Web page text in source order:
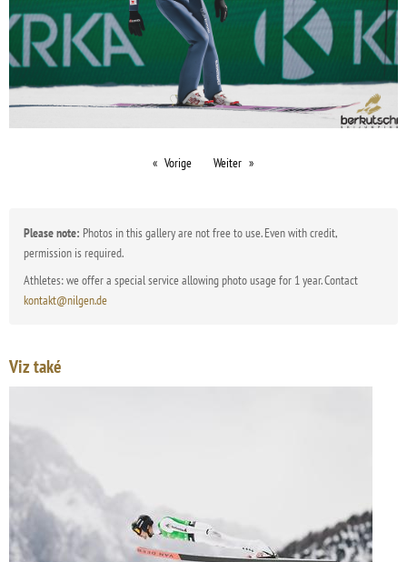
Vorige Weiter
Please note: Photos in this gallery are not free to use. Even with credit,
permission is required.
Athletes: we offer a special service allowing photo usage for 1 year. Contact
kontakt@nilgen.de
Viz také